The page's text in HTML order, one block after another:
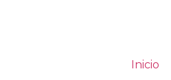
Inicio